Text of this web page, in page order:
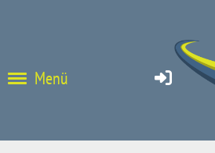
Menü